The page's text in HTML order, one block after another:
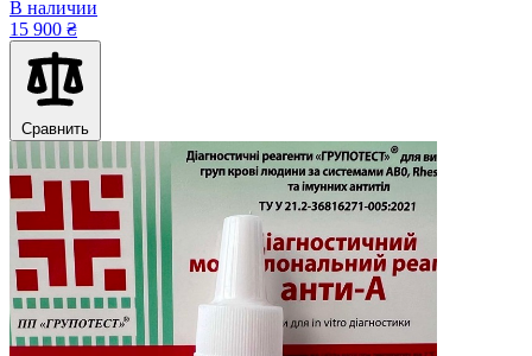
В наличии
15 900 ₴
Сравнить